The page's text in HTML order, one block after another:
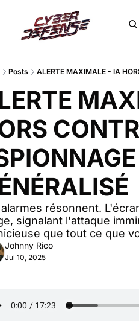
Posts ALERTE MAXIMALE - IA
résonnent.
signalant l'attaque
que tout ce que
Johnny Rico
Jul 10, 2025